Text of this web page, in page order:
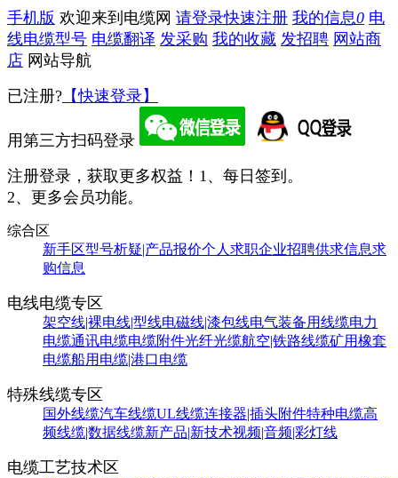
手机版 欢迎来到电缆网 请登录快速注册 我的信息0 电
线电缆型号 电缆翻译 发采购 我的收藏 发招聘 网站商
店 网站导航
已注册? 【快速登录】
用第三方扫码登录
注册登录，获取更多权益！ 1、每日签到。
2、更多会员功能。
综合区
新手区型号析疑|产品报价个人求职企业招聘供求信息求
购信息
电线电缆专区
架空线|裸电线|型线电磁线|漆包线电气装备用线缆电力
电缆通讯电缆电缆附件光纤光缆航空|铁路线缆矿用橡套
电缆船用电缆|港口电缆
特殊线缆专区
国外线缆汽车线缆UL线缆连接器|插头附件特种电缆高
频线缆|数据线缆新产品|新技术视频|音频|彩灯线
电缆工艺技术区